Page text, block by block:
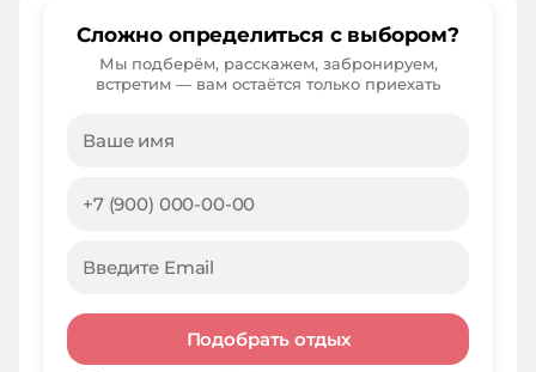
Сложно определиться с выбором?
Мы подберём, расскажем, забронируем,
встретим — вам остаётся только приехать
Подобрать отдых